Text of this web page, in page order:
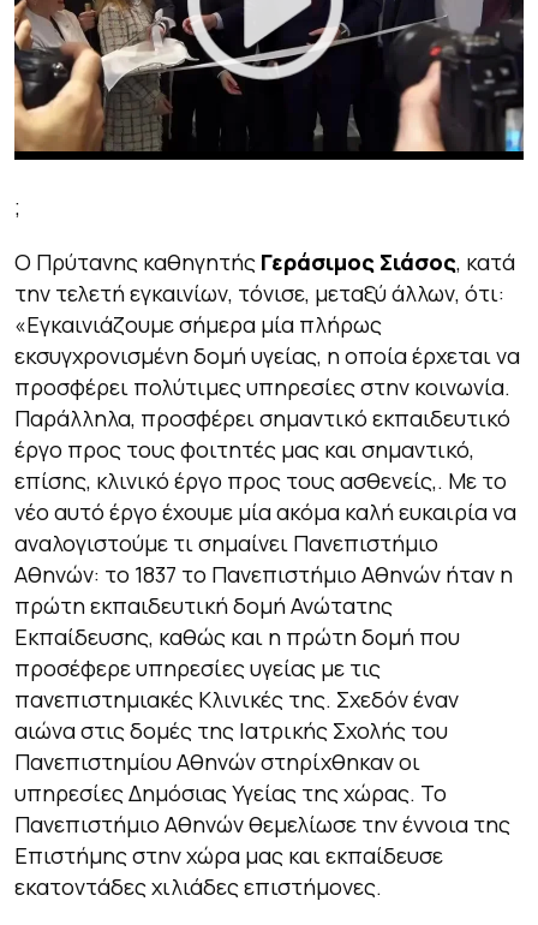
;
Ο Πρύτανης καθηγητής Γεράσιμος Σιάσος, κατά
την τελετή εγκαινίων, τόνισε, μεταξύ άλλων, ότι:
«Εγκαινιάζουμε σήμερα μία πλήρως
εκσυγχρονισμένη δομή υγείας, η οποία έρχεται να
προσφέρει πολύτιμες υπηρεσίες στην κοινωνία.
Παράλληλα, προσφέρει σημαντικό εκπαιδευτικό
έργο προς τους φοιτητές μας και σημαντικό,
επίσης, κλινικό έργο προς τους ασθενείς,. Με το
νέο αυτό έργο έχουμε μία ακόμα καλή ευκαιρία να
αναλογιστούμε τι σημαίνει Πανεπιστήμιο
Αθηνών: το 1837 το Πανεπιστήμιο Αθηνών ήταν η
πρώτη εκπαιδευτική δομή Ανώτατης
Εκπαίδευσης, καθώς και η πρώτη δομή που
προσέφερε υπηρεσίες υγείας με τις
πανεπιστημιακές Κλινικές της. Σχεδόν έναν
αιώνα στις δομές της Ιατρικής Σχολής του
Πανεπιστημίου Αθηνών στηρίχθηκαν οι
υπηρεσίες Δημόσιας Υγείας της χώρας. Το
Πανεπιστήμιο Αθηνών θεμελίωσε την έννοια της
Επιστήμης στην χώρα μας και εκπαίδευσε
εκατοντάδες χιλιάδες επιστήμονες.